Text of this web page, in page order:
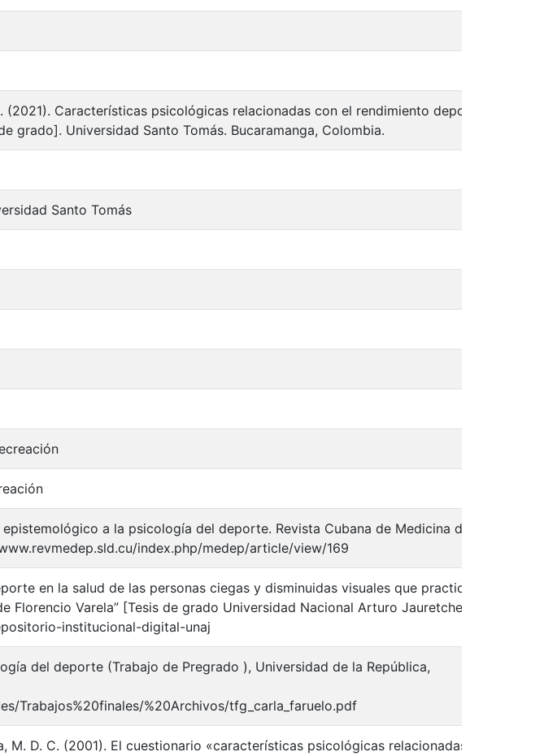
(2021). Características psicológicas relacionadas con el rendimiento deportivo
grado]. Universidad Santo Tomás. Bucaramanga, Colombia.
Santo Tomás
a la psicología del deporte. Revista Cubana de Medicina del
index.php/medep/article/view/169
en la salud de las personas ciegas y disminuidas visuales que practican
Varela” [Tesis de grado Universidad Nacional Arturo Jauretche].
institucional-digital-unaj
del deporte (Trabajo de Pregrado ), Universidad de la República,
Trabajos%20finales/%20Archivos/tfg_carla_faruelo.pdf
M. D. C. (2001). El cuestionario «características psicológicas relacionadas con